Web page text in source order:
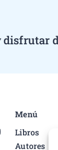
disfrutar
Menú
Libros
Autores